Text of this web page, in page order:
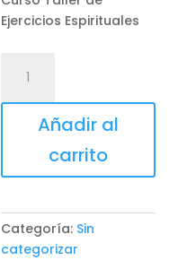
original
Ejercicios Espirituales
Espirituales
cantidad
Añadir al
carrito
Categoría: Sin
categorizar